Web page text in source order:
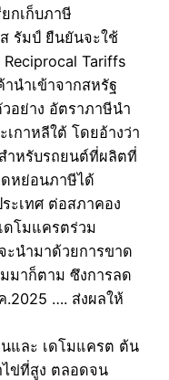
กเก็บภาษี
รัมป์ ยืนยันจะใช้
Tariffs
นำเข้าจากสหรัฐ
อย่าง อัตราภาษีนำ
กาหลีใต้ โดยอ้างว่า
ำหรับรถยนต์ที่ผลิตที่
ดหย่อนภาษีได้
ะเทศ ต่อสภาคอง
ดโมแครตร่วม
นำมาด้วยการขาด
มาก็ตาม ซึงการลด
…. ส่งผลให้
และ เดโมแครต ต้น
ไข่ที่สูง ตลอดจน